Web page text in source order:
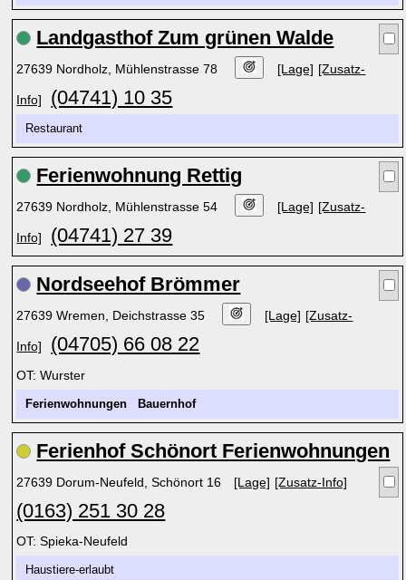
Landgasthof Zum grünen Walde
27639 Nordholz, Mühlenstrasse 78 [Lage] [Zusatz-
Info] (04741) 10 35
Restaurant
Ferienwohnung Rettig
27639 Nordholz, Mühlenstrasse 54 [Lage] [Zusatz-
Info] (04741) 27 39
Nordseehof Brömmer
27639 Wremen, Deichstrasse 35 [Lage] [Zusatz-
Info] (04705) 66 08 22
OT: Wurster
Ferienwohnungen Bauernhof
Ferienhof Schönort Ferienwohnungen
27639 Dorum-Neufeld, Schönort 16 [Lage] [Zusatz-Info]
(0163) 251 30 28
OT: Spieka-Neufeld
Haustiere-erlaubt